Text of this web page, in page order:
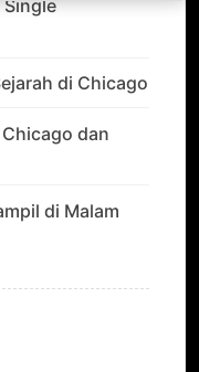
Single
di Chicago
dan
di Malam